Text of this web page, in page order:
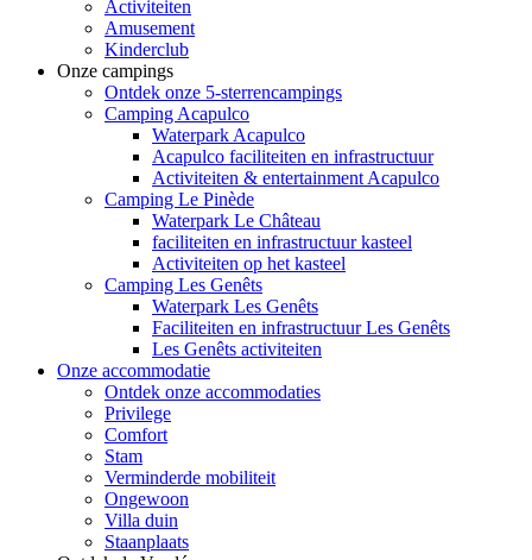
Activiteiten
Amusement
Kinderclub
Onze campings
Ontdek onze 5-sterrencampings
Camping Acapulco
Waterpark Acapulco
Acapulco faciliteiten en infrastructuur
Activiteiten & entertainment Acapulco
Camping Le Pinède
Waterpark Le Château
faciliteiten en infrastructuur kasteel
Activiteiten op het kasteel
Camping Les Genêts
Waterpark Les Genêts
Faciliteiten en infrastructuur Les Genêts
Les Genêts activiteiten
Onze accommodatie
Ontdek onze accommodaties
Privilege
Comfort
Stam
Verminderde mobiliteit
Ongewoon
Villa duin
Staanplaats